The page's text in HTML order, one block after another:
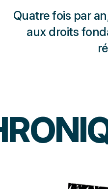
Quatre fois par
aux droits